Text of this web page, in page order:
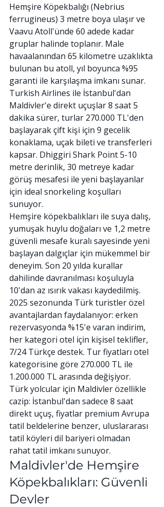
Hemşire Köpekbalığı (Nebrius
ferrugineus) 3 metre boya ulaşır ve
Vaavu Atoll'ünde 60 adede kadar
gruplar halinde toplanır. Male
havaalanından 65 kilometre uzaklıkta
bulunan bu atoll, yıl boyunca %95
garanti ile karşılaşma imkanı sunar.
Turkish Airlines ile İstanbul'dan
Maldivler'e direkt uçuşlar 8 saat 5
dakika sürer, turlar 270.000 TL'den
başlayarak çift kişi için 9 gecelik
konaklama, uçak bileti ve transferleri
kapsar. Dhiggiri Shark Point 5-10
metre derinlik, 30 metreye kadar
görüş mesafesi ile yeni başlayanlar
için ideal snorkeling koşulları
sunuyor.
Hemşire köpekbalıkları ile suya dalış,
yumuşak huylu doğaları ve 1,2 metre
güvenli mesafe kuralı sayesinde yeni
başlayan dalgıçlar için mükemmel bir
deneyim. Son 20 yılda kurallar
dahilinde davranılması koşuluyla
10'dan az ısırık vakası kaydedilmiş.
2025 sezonunda Türk turistler özel
avantajlardan faydalanıyor: erken
rezervasyonda %15'e varan indirim,
her kategori otel için kişisel teklifler,
7/24 Türkçe destek. Tur fiyatları otel
kategorisine göre 270.000 TL ile
1.200.000 TL arasında değişiyor.
Türk yolcular için Maldivler özellikle
cazip: İstanbul'dan sadece 8 saat
direkt uçuş, fiyatlar premium Avrupa
tatil beldelerine benzer, uluslararası
tatil köyleri dil bariyeri olmadan
rahat tatil imkanı sunuyor.
Maldivler'de Hemşire
Köpekbalıkları: Güvenli
Devler